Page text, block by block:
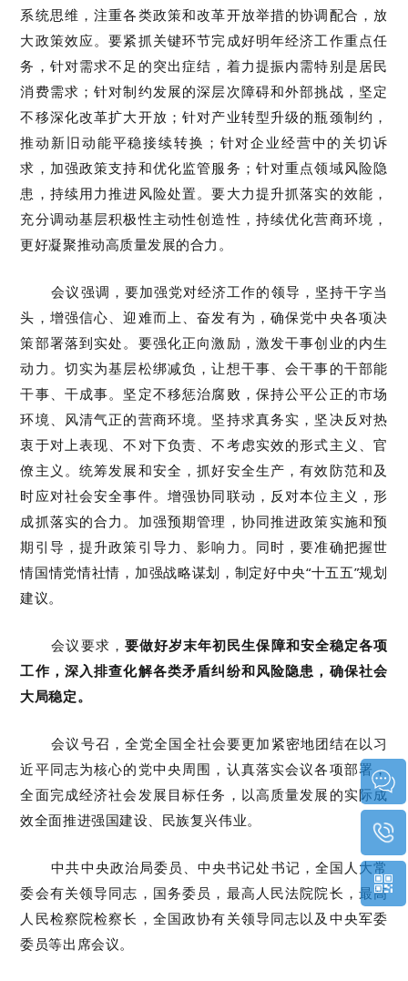
系统思维，注重各类政策和改革开放举措的协调配合，放
大政策效应。要紧抓关键环节完成好明年经济工作重点任
务，针对需求不足的突出症结，着力提振内需特别是居民
消费需求；针对制约发展的深层次障碍和外部挑战，坚定
不移深化改革扩大开放；针对产业转型升级的瓶颈制约，
推动新旧动能平稳接续转换；针对企业经营中的关切诉
求，加强政策支持和优化监管服务；针对重点领域风险隐
患，持续用力推进风险处置。要大力提升抓落实的效能，
充分调动基层积极性主动性创造性，持续优化营商环境，
更好凝聚推动高质量发展的合力。
会议强调，要加强党对经济工作的领导，坚持干字当
头，增强信心、迎难而上、奋发有为，确保党中央各项决
策部署落到实处。要强化正向激励，激发干事创业的内生
动力。切实为基层松绑减负，让想干事、会干事的干部能
干事、干成事。坚定不移惩治腐败，保持公平公正的市场
环境、风清气正的营商环境。坚持求真务实，坚决反对热
衷于对上表现、不对下负责、不考虑实效的形式主义、官
僚主义。统筹发展和安全，抓好安全生产，有效防范和及
时应对社会安全事件。增强协同联动，反对本位主义，形
成抓落实的合力。加强预期管理，协同推进政策实施和预
期引导，提升政策引导力、影响力。同时，要准确把握世
情国情党情社情，加强战略谋划，制定好中央“十五五”规划
建议。
会议要求， 要做好岁末年初民生保障和安全稳定各项
工作，深入排查化解各类矛盾纠纷和风险隐患，确保社会
大局稳定。
会议号召，全党全国全社会要更加紧密地团结在以习
近平同志为核心的党中央周围，认真落实会议各项部署，
全面完成经济社会发展目标任务，以高质量发展的实际成
效全面推进强国建设、民族复兴伟业。
中共中央政治局委员、中央书记处书记，全国人大常
委会有关领导同志，国务委员，最高人民法院院长，最高
人民检察院检察长，全国政协有关领导同志以及中央军委
委员等出席会议。